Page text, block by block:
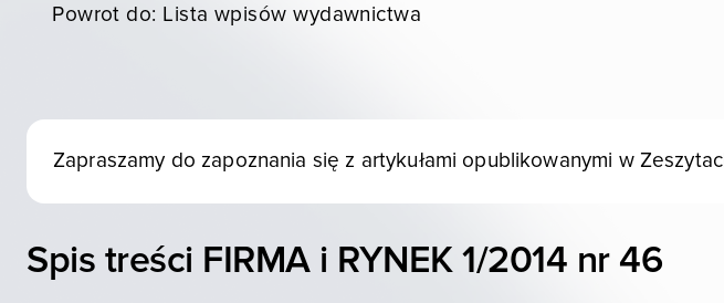
POZNAJ ZPSB
KONTAKT
Powrot do: Lista wpisów wydawnictwa
Zapraszamy do zapoznania się z artykułami opublikowanymi w
Spis treści FIRMA i RYNEK 1/2014 nr 46